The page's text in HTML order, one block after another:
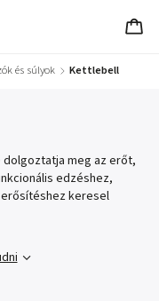
és súlyok / Kettlebell
meg az erőt,
edzéshez,
keresel